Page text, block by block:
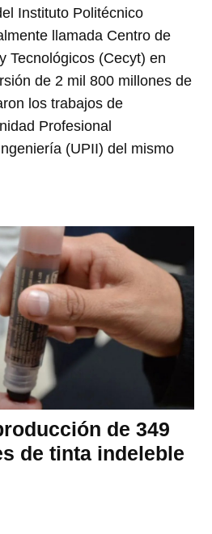
Instituto Politécnico
llamada Centro de
Tecnológicos (Cecyt) en
de 2 mil 800 millones de
los trabajos de
Profesional
(UPII) del mismo
de 349
de tinta indeleble